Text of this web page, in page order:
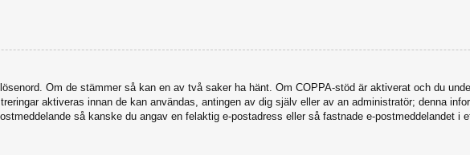
Om de stämmer så kan en av två saker ha hänt. Om COPPA-stöd är aktiverat och du
aktiveras innan de kan användas, antingen av dig själv eller av an administratör; denna
så kanske du angav en felaktig e-postadress eller så fastnade e-postmeddelandet i